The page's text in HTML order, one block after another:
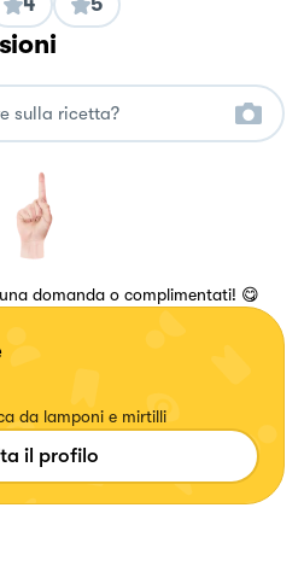
domanda o complimentati! 😋
da lamponi e mirtilli
il profilo